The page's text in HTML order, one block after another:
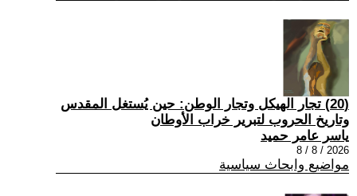
(20) تجار الهيكل وتجار الوطن: حين يُستغل المقدس
وتاريخ الحروب لتبرير خراب الأوطان
ياسر عامر حميد
2026 / 8 / 8
مواضيع وابحاث سياسية